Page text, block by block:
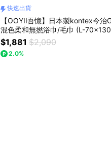
快速出貨
【OOYII吾憶】日本製kontex今治
混色柔和無撚浴巾/毛巾 (L-
禮、彌月禮、結婚禮、新家禮、喬
出貨】
$1,881 $2,090
2.0%